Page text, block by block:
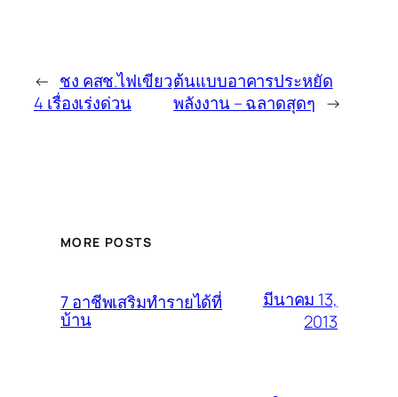
← ชง คสช.ไฟเขียว
4 เรื่องเร่งด่วน
ต้นแบบอาคารประหยัด
พลังงาน – ฉลาดสุดๆ →
MORE POSTS
7 อาชีพเสริมทำรายได้ที่
บ้าน
มีนาคม 13,
2013